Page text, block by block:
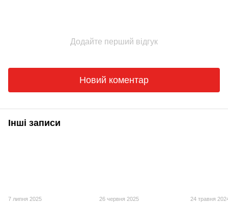
Додайте перший відгук
Новий коментар
Інші записи
7 липня 2025 26 червня 2025 24 травня